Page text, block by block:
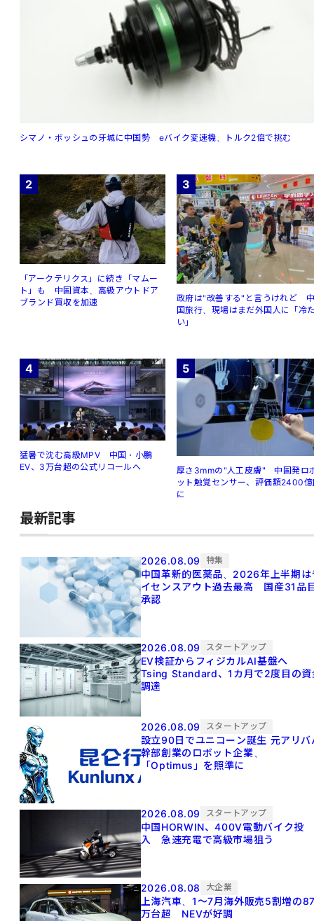
シマノ・ボッシュの牙城に中国勢 eバイク変速機、トルク2倍で挑む
2
「アークテリクス」に続き「マムー
ト」も 中国資本、高級アウトドア
ブランド買収を加速
3
政府は"改善する"と言うけれど
国旅行、現場はまだ外国人に「冷
い」
4
猛暑で沈む高級MPV 中国・小鵬
EV、3万台超の公式リコールへ
5
厚さ3mmの"人工皮膚" 中国発ロ
ット触覚センサー、評価額2400
に
最新記事
2026.08.09 特集
中国革新的医薬品、2026年上半期は
イセンスアウト過去最高 国産31品
承認
2026.08.09 スタートアップ
EV検証からフィジカルAI基盤へ
Tsing Standard、1カ月で2度目の資
調達
2026.08.09 スタートアップ
設立90日でユニコーン誕生 元アリババ
幹部創業のロボット企業、
「Optimus」を照準に
2026.08.09 スタートアップ
中国HORWIN、400V電動バイク投
入 急速充電で高級市場狙う
2026.08.08 大企業
上海汽車、1～7月海外販売5割増の
万台超 NEVが好調